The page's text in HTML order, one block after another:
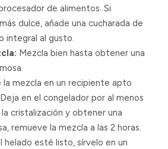
de alimentos. Si
dulce, añade una cucharada de
integral al gusto.
Mezcla bien hasta obtener una
la mezcla en un recipiente apto
en el congelador por al menos
cristalización y obtener una
remueve la mezcla a las 2 horas.
helado esté listo, sírvelo en un